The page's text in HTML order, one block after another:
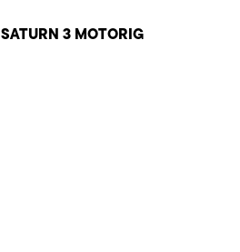
SATURN 3 MOTORIG